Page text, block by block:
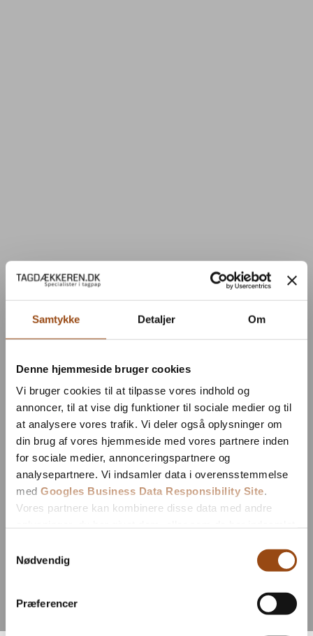
Samtykke Detaljer Om
Denne hjemmeside bruger cookies
Vi bruger cookies til at tilpasse vores indhold og
annoncer, til at vise dig funktioner til sociale medier og til
at analysere vores trafik. Vi deler også oplysninger om
din brug af vores hjemmeside med vores partnere inden
for sociale medier, annonceringspartnere og
analysepartnere. Vi indsamler data i overensstemmelse
med Googles Business Data Responsibility Site.
Vores partnere kan kombinere disse data med andre
Nødvendig
Præferencer